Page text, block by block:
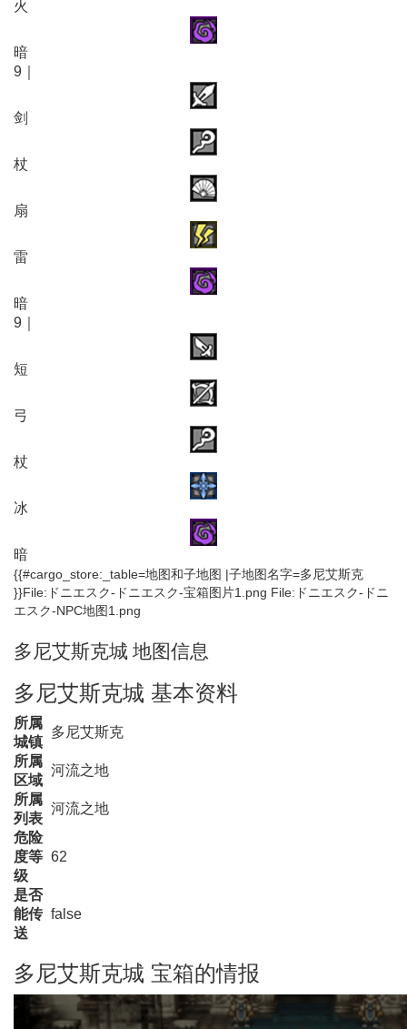
火
暗
9｜
剑
杖
扇
雷
暗
9｜
短
弓
杖
冰
暗
{{#cargo_store:_table=地图和子地图 |子地图名字=多尼艾斯克
}}File:ドニエスク-ドニエスク-宝箱图片1.png File:ドニエスク-ドニ
エスク-NPC地图1.png
多尼艾斯克城 地图信息
多尼艾斯克城 基本资料
所属
城镇
多尼艾斯克
所属
区域
河流之地
所属
列表
河流之地
危险
度等
级
62
是否
能传
送
false
多尼艾斯克城 宝箱的情报